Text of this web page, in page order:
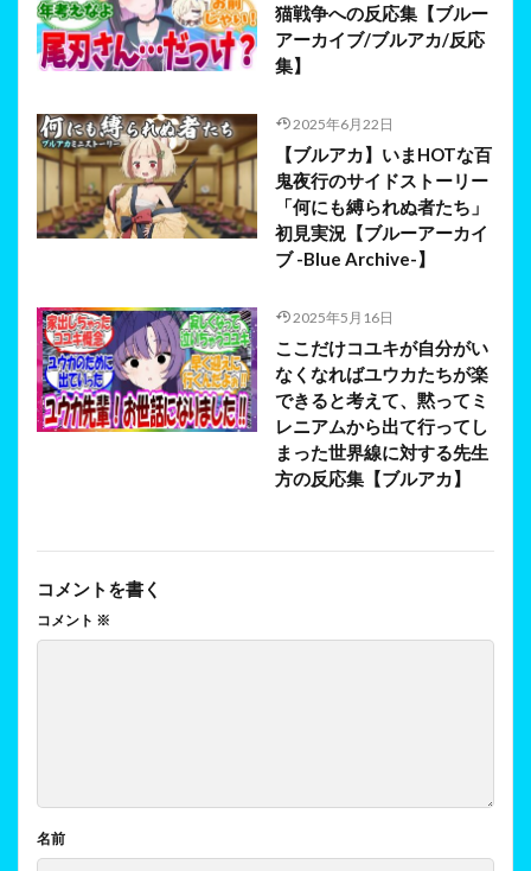
猫戦争への反応集【ブルー
アーカイブ/ブルアカ/反応
集】
2025年6月22日
【ブルアカ】いまHOTな百
鬼夜行のサイドストーリー
「何にも縛られぬ者たち」
初見実況【ブルーアーカイ
ブ -Blue Archive-】
2025年5月16日
ここだけコユキが自分がい
なくなればユウカたちが楽
できると考えて、黙ってミ
レニアムから出て行ってし
まった世界線に対する先生
方の反応集【ブルアカ】
コメントを書く
コメント ※
名前